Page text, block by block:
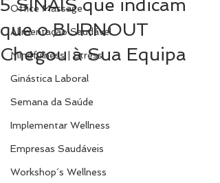
Office Massage
Alimentação Saudável
Mindfulness | Stress
Ginástica Laboral
Semana da Saúde
Implementar Wellness
Empresas Saudáveis
Workshop´s Wellness
5 SINAIS que indicam
que o BURNOUT
Chegou à Sua Equipa